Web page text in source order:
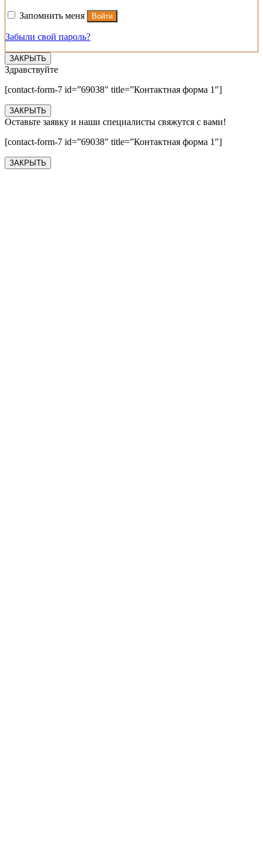
Запомнить меня Войти
Забыли свой пароль?
ЗАКРЫТЬ
Здравствуйте
[contact-form-7 id=”69038″ title=”Контактная форма 1″]
ЗАКРЫТЬ
Оставьте заявку и наши специалисты свяжутся с вами!
[contact-form-7 id=”69038″ title=”Контактная форма 1″]
ЗАКРЫТЬ